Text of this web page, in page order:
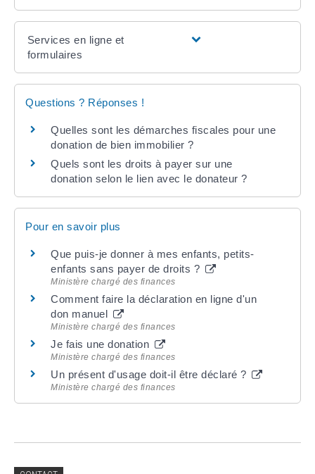
Services en ligne et
formulaires
Questions ? Réponses !
Quelles sont les démarches fiscales pour une
donation de bien immobilier ?
Quels sont les droits à payer sur une
donation selon le lien avec le donateur ?
Pour en savoir plus
Que puis-je donner à mes enfants, petits-
enfants sans payer de droits ?
Ministère chargé des finances
Comment faire la déclaration en ligne d'un
don manuel
Ministère chargé des finances
Je fais une donation
Ministère chargé des finances
Un présent d'usage doit-il être déclaré ?
Ministère chargé des finances